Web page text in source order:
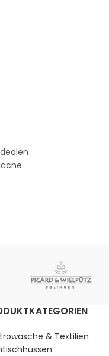
& Textilien